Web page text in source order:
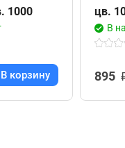
1000
В корзину
цв.
В
895